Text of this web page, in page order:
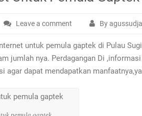
Leave a comment By
untuk pemula gaptek di Pulau
jumlah nya. Perdagangan Di
agar dapat mendapatkan